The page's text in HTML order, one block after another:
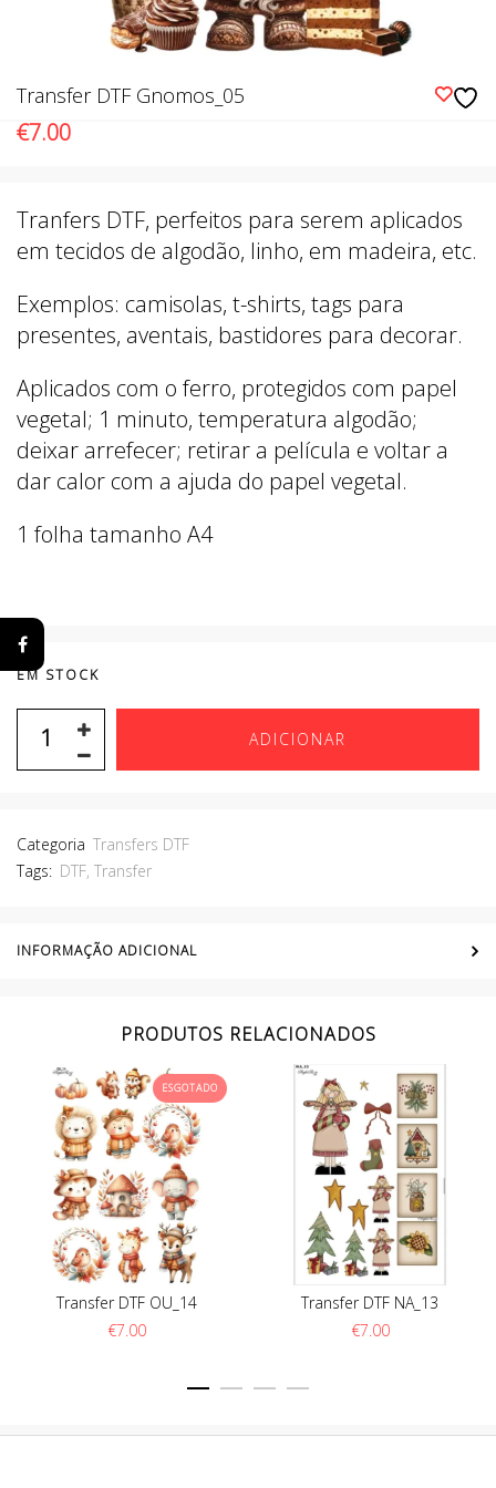
Transfer DTF Gnomos_05
€7.00
Tranfers DTF, perfeitos para serem aplicados
em tecidos de algodão, linho, em madeira, etc.
Exemplos: camisolas, t-shirts, tags para
presentes, aventais, bastidores para decorar.
Aplicados com o ferro, protegidos com papel
vegetal; 1 minuto, temperatura algodão;
deixar arrefecer; retirar a película e voltar a
dar calor com a ajuda do papel vegetal.
1 folha tamanho A4
EM STOCK
ADICIONAR
Categoria Transfers DTF
Tags: DTF, Transfer
INFORMAÇÃO ADICIONAL
PRODUTOS RELACIONADOS
ESGOTADO
Transfer DTF OU_14
€7.00
Transfer DTF NA_13
€7.00